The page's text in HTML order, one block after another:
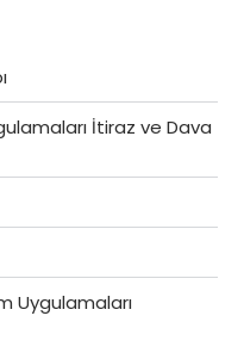
İtiraz ve Dava
Uygulamaları